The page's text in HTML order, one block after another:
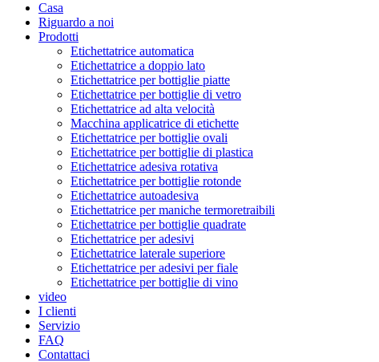
Casa
Riguardo a noi
Prodotti
Etichettatrice automatica
Etichettatrice a doppio lato
Etichettatrice per bottiglie piatte
Etichettatrice per bottiglie di vetro
Etichettatrice ad alta velocità
Macchina applicatrice di etichette
Etichettatrice per bottiglie ovali
Etichettatrice per bottiglie di plastica
Etichettatrice adesiva rotativa
Etichettatrice per bottiglie rotonde
Etichettatrice autoadesiva
Etichettatrice per maniche termoretraibili
Etichettatrice per bottiglie quadrate
Etichettatrice per adesivi
Etichettatrice laterale superiore
Etichettatrice per adesivi per fiale
Etichettatrice per bottiglie di vino
video
I clienti
Servizio
FAQ
Contattaci